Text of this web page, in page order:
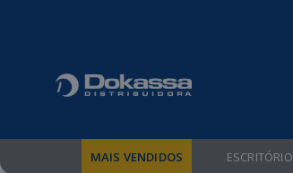
MAIS VENDIDOS ESCRITÓRIO